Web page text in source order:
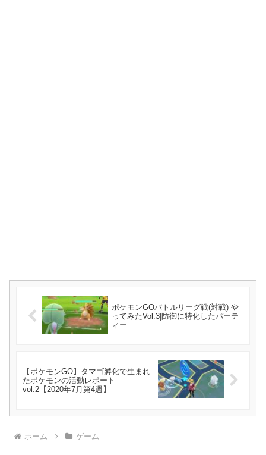
ポケモンGOバトルリーグ戦(対戦) や
ってみたVol.3|防御に特化したパーテ
ィー
【ポケモンGO】タマゴ孵化で生まれ
たポケモンの活動レポート
vol.2【2020年7月第4週】
ホーム ゲーム